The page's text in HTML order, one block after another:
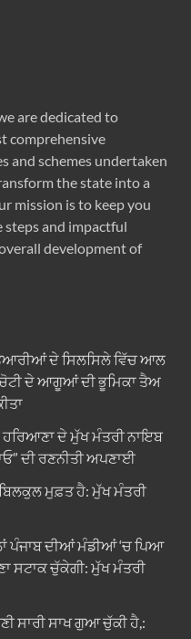
are dedicated to
comprehensive
and schemes undertaken
the state into a
mission is to keep you
and impactful
development of
ਦੇ ਸਿਲਸਿਲੇ ਵਿੱਚ ਆਲ
ਦੇ ਆਗੂਆਂ ਦੀ ਭੂਮਿਕਾ ਤੈਅ
ਦੇ ਮੁੱਖ ਮੰਤਰੀ ਨਾਇਬ
ਦੀ ਰਣਨੀਤੀ ਅਪਣਾਈ
ਮੁਫ਼ਤ ਹੈ: ਮੁੱਖ ਮੰਤਰੀ
ਪੰਜਾਬ ਦੀਆਂ ਮੰਡੀਆਂ ‘ਚ ਪਿਆ
ਸਟਾਕ ਚੁੱਕੇਗੀ: ਮੁੱਖ ਮੰਤਰੀ
ਸਾਰੀ ਸਾਖ ਗੁਆ ਚੁੱਕੀ ਹੈ,: